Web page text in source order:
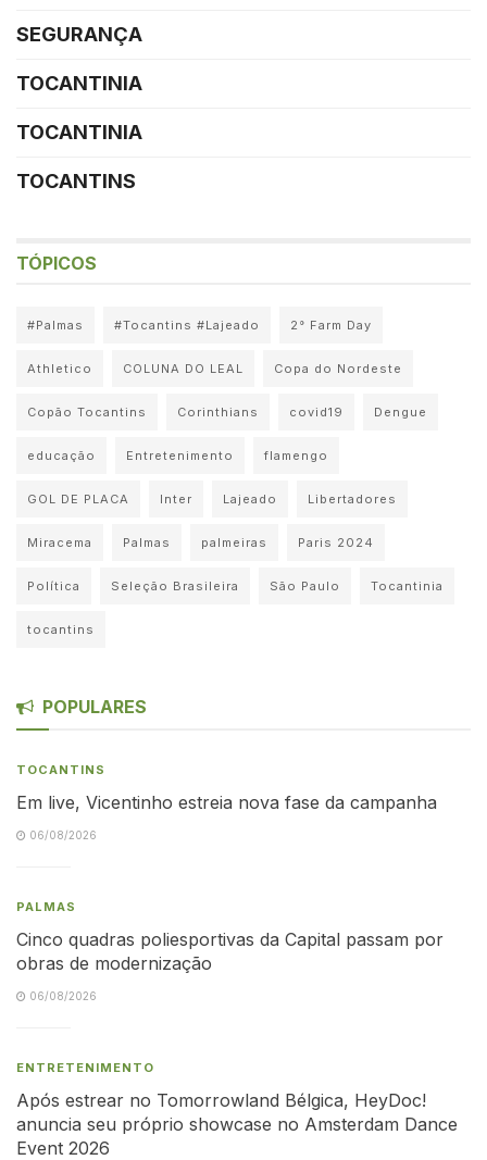
SEGURANÇA
TOCANTINIA
TOCANTINIA
TOCANTINS
TÓPICOS
#Palmas #Tocantins #Lajeado 2° Farm Day
Athletico COLUNA DO LEAL Copa do Nordeste
Copão Tocantins Corinthians covid19 Dengue
educação Entretenimento flamengo
GOL DE PLACA Inter Lajeado Libertadores
Miracema Palmas palmeiras Paris 2024
Política Seleção Brasileira São Paulo Tocantinia
tocantins
POPULARES
TOCANTINS
Em live, Vicentinho estreia nova fase da campanha
06/08/2026
PALMAS
Cinco quadras poliesportivas da Capital passam por
obras de modernização
06/08/2026
ENTRETENIMENTO
Após estrear no Tomorrowland Bélgica, HeyDoc!
anuncia seu próprio showcase no Amsterdam Dance
Event 2026